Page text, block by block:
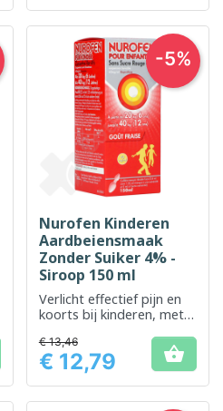
Nurofen Kinderen
Aardbeiensmaak
Zonder Suiker 4% -
Siroop 150 ml
Verlicht effectief pijn en
koorts bij kinderen, met
aardbeiensmaak
Prijs
€ 13,46
€ 12,79 
-5%